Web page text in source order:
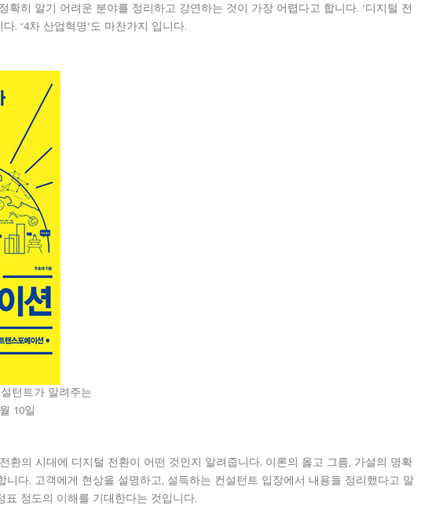
확히 알기 어려운 분야를 정리하고 강연하는 것이 가장 어렵다고 합니다. ‘디지털 전
. ‘4차 산업혁명’도 마찬가지 입니다.
턴트가 알려주는
10일
환의 시대에 디지털 전환이 어떤 것인지 알려줍니다. 이론의 옳고 그름, 가설의 명확
니다. 고객에게 현상을 설명하고, 설득하는 컨설턴트 입장에서 내용을 정리했다고 말
정도의 이해를 기대한다는 것입니다.